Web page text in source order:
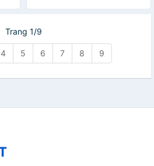
Trang 1/9
4 5 6 7 8 9